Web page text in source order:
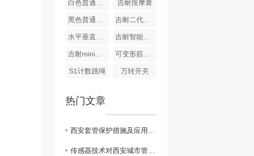
白色普通尼龙扎带 吉耐按摩膏
黑色普通尼龙扎带 吉耐二代电动筋膜球
水平垂直燃烧试验机与通电起痕试验机 吉耐智能空气屏跳绳
吉耐mini筋膜枪 可变形筋膜枪
S1计数跳绳 万转开关
热门文章
西安套管保护措施及应用技术
传感器技术对西安城市管理的重要性